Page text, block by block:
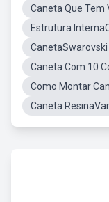
Caneta Que Tem
Estrutura
CanetaSwarovski
Caneta Com 10
Como Montar
Caneta